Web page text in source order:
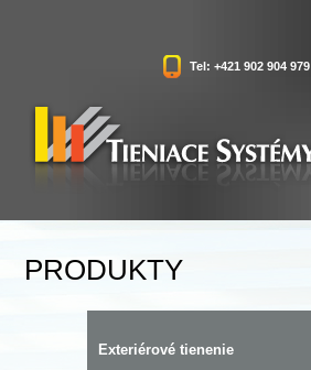
Tel: +421 902 904 979
PRODUKTY
Exteriérové tienenie